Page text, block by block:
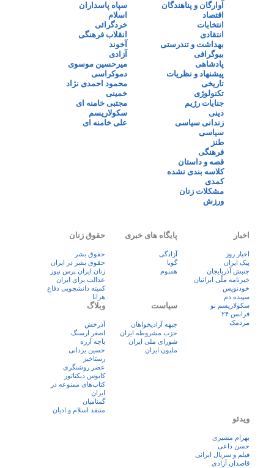
آوارگان و پناهندگان
اقتصاد
انتخابات
انتقادی
بهداشت و تندرستی
بیوگرافی
پادشاهی
پیشنهاد و نظریات
تاریخی
تکنولوژی
جنایات رژیم
دینی
زندانی سیاسی
سیاسی
طنز
فرهنگی
قصه و داستان
کلاسه بندی نشده
کمدی
مشکلات زنان
ورزش
سپاه پاسداران
اسلام
خردگرائی
انقلاب فرهنگی
آخوند
آزادی
میرحسین موسوی
دموکراسی
محمود احمدی نژاد
خمینی
مجتبی خامنه ای
سکولاریسم
علی خامنه ای
اخبار
اخبار روز
پيک ايران
جنبش آذربایجان
خبرنامه ملّی ایرانیان
خودنویس
سپیده دم
سکولاریسم نو
فرانس ۲۴
مردمک
پایگاه های خبری
آزادگی
گویا
همبوم
حقوق زنان
حقوق بشر
حقوق بشر در ایران
زنان ايران پرس نيوز
عدالت برای ایران
کمیته دانشجویی دفاع
هرانا
سیاست
جبهه آزادیخواهان
حزب مشروطه ایران
شورای ملی ایران
ملیون ایران
وبلاگ
آذرخش
اصغر ارسنگ
باچه آزره
حسین یزدانی
رستاخیز
عضر روشنگری
کابوس دیکتاتور
کتاب‌های ممنوعه در
ایران
گمنامیان
منتقد اسلام و ادیان
ویدئو
بهرام مشیری
حسن داعی
فيلم و سريال ايرانی
قاصدان آزادی